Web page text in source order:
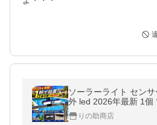
ソーラーライト セン
外 led 2026年最新 1個
簡単 防犯 防水 センサ
ーデン 玄関 廊下 赤青
りの助商店